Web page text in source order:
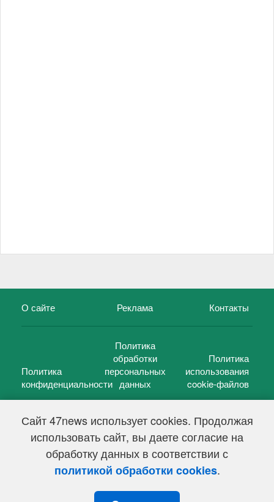
Сайт 47news использует cookies. Продолжая
использовать сайт, вы даете согласие на
обработку данных в соответствии с
политикой обработки cookies.
О сайте Реклама Контакты
Политика
конфиденциальности
Политика
обработки
персональных
данных
Политика
использования
cookie-файлов
47 новостей (47 news)2005 — 2026 г.
Свидетельство о регистрации СМИ Эл № ФС 77-39848, выдано
Федеральной службой по надзору в сфере связи,
информационных технологий и массовых коммуникаций